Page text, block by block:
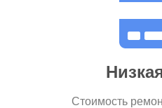
Стоимость